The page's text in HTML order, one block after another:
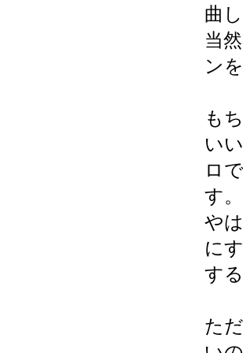
曲
当
ン
も
い
ロ
す。
や
に
す
た